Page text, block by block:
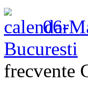
06-
Bucuresti
frecvente